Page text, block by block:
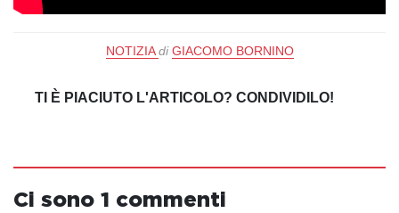
NOTIZIA di GIACOMO BORNINO
TI È PIACIUTO L'ARTICOLO? CONDIVIDILO!
Ci sono 1 commenti